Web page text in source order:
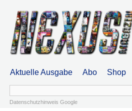
Aktuelle Ausgabe Abo Shop
Datenschutzhinweis Google